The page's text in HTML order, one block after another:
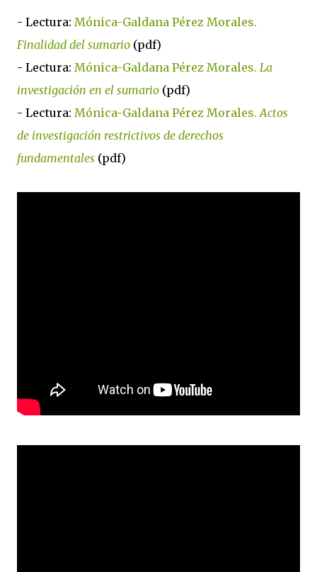
- Lectura: Mónica-Galdana Pérez Morales.
Finalidad del sumario (pdf)
- Lectura: Mónica-Galdana Pérez Morales. La
investigación en el sumario (pdf)
- Lectura: Mónica-Galdana Pérez Morales.Actos
de investigación restrictivos de derechos
fundamentales (pdf)